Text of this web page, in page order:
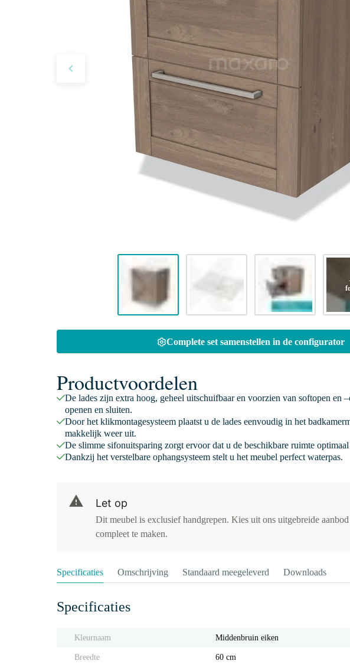
Complete set samenstellen in de configurator
Productvoordelen
De lades zijn extra hoog, geheel uitschuifbaar en voorzien van softopen en
openen en sluiten.
Door het klikmontagesysteem plaatst u de lades eenvoudig in het
makkelijk weer uit.
De slimme sifonuitsparing zorgt ervoor dat u de beschikbare ruimte
Dankzij het verstelbare ophangsysteem stelt u het meubel perfect waterpas.
Let op
Dit meubel is exclusief handgrepen. Kies uit ons uitgebreide
compleet te maken.
Specificaties Omschrijving Standaard meegeleverd Downloads
Specificaties
Kleurnaam Middenbruin eiken
Breedte 60 cm